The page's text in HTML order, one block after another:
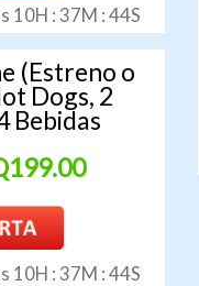
10H :37M :43S
(Estreno o
Dogs, 2
Bebidas
10H :37M :43S